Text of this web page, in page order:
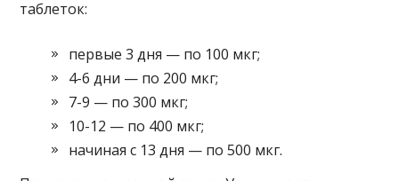
таблеток:
первые 3 дня — по 100 мкг;
4-6 дни — по 200 мкг;
7-9 — по 300 мкг;
10-12 — по 400 мкг;
начиная с 13 дня — по 500 мкг.